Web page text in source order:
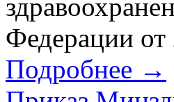
Федерации
Подробнее →